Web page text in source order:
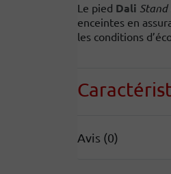
Le pied Dali
enceintes en
les conditions
Avis (0)